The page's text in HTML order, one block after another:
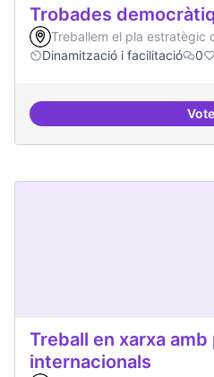
Trobades
Treballem el pla estratègic
Dinamització i facilitació
0
Vote
Treball en xarxa
internacionals